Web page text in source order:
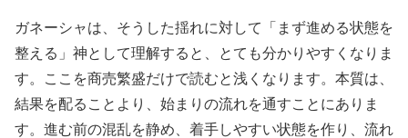
ガネーシャは、そうした揺れに対して「まず進める状態を
整える」神として理解すると、とても分かりやすくなりま
す。ここを商売繁盛だけで読むと浅くなります。本質は、
結果を配ることより、始まりの流れを通すことにありま
す。進む前の混乱を静め、着手しやすい状態を作り、流れ